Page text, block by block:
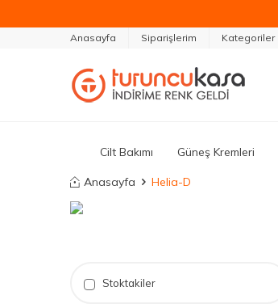
Anasayfa Siparişlerim Kategoriler
Cilt Bakımı Güneş Kremleri
Anasayfa Helia-D
Stoktakiler